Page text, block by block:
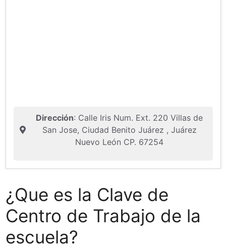
Dirección: Calle Iris Num. Ext. 220 Villas de
San Jose, Ciudad Benito Juárez , Juárez
Nuevo León CP. 67254
¿Que es la Clave de
Centro de Trabajo de la
escuela?